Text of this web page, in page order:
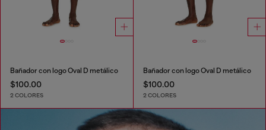
Bañador con logo Oval D metálico
$100.00
2 COLORES
Bañador con logo Oval D metálico
$100.00
2 COLORES